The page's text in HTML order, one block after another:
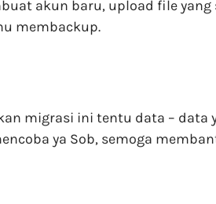
akun baru, upload file
membackup.
migrasi ini tentu data –
ya Sob, semoga